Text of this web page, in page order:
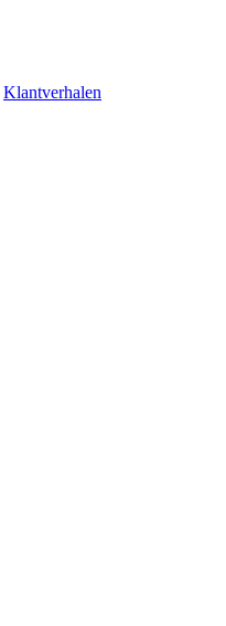
Klantverhalen